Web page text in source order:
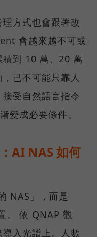
方式也會跟著改
會越來越不可或
到 10 萬、20 萬
已不可能只靠人
受自然語言指令
變成必要條件。
AI NAS 如何
NAS」，而是
。 依 QNAP 觀
入光譜上。人數